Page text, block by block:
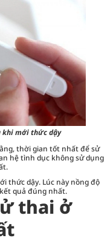
khi mới thức dậy
thời gian tốt nhất để sử
hệ tình dục không sử dụng
thức dậy. Lúc này nồng độ
quả đúng nhất.
thai ở